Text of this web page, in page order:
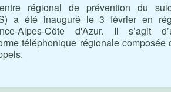
régional de prévention du
a été inauguré le 3 février en
Alpes-Côte d'Azur. Il s’agit
téléphonique régionale